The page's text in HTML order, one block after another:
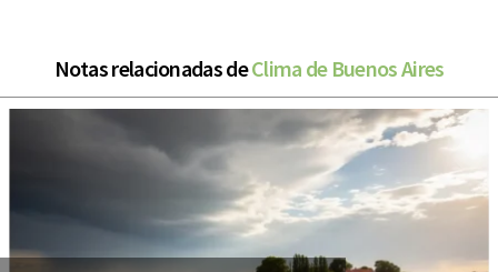
Notas relacionadas deClima de Buenos Aires